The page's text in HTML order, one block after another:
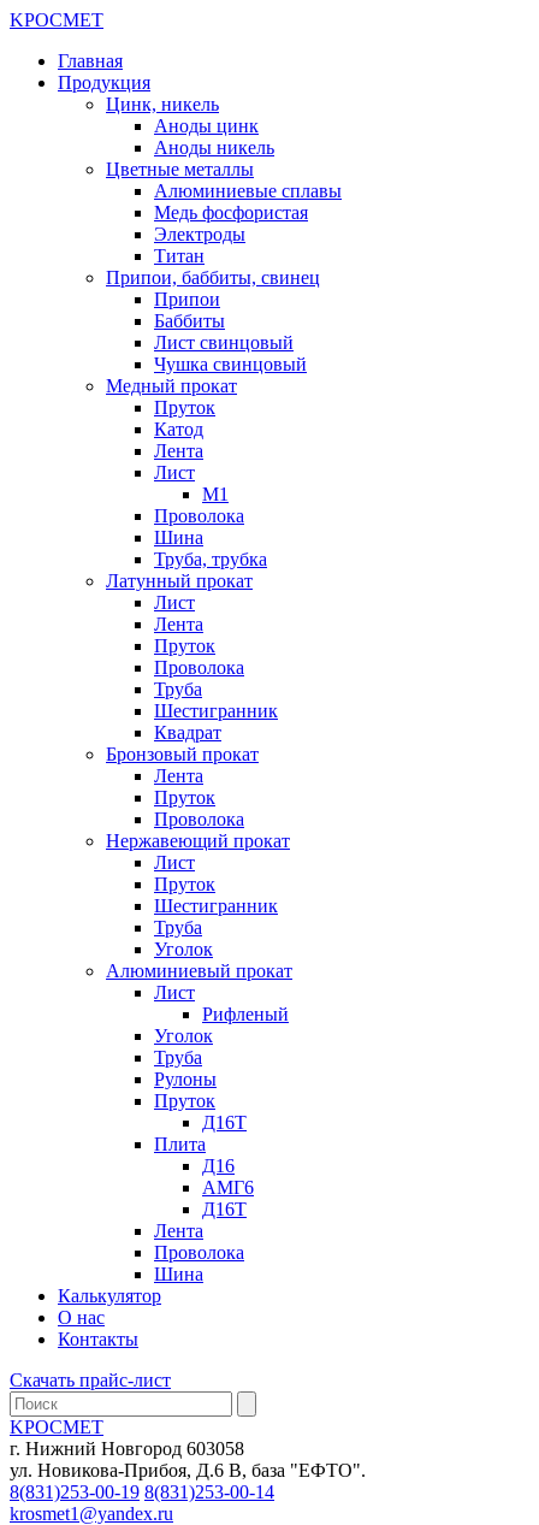
KРОСМЕТ
Главная
Продукция
Цинк, никель
Аноды цинк
Аноды никель
Цветные металлы
Алюминиевые сплавы
Медь фосфористая
Электроды
Титан
Припои, баббиты, свинец
Припои
Баббиты
Лист свинцовый
Чушка свинцовый
Медный прокат
Пруток
Катод
Лента
Лист
М1
Проволока
Шина
Труба, трубка
Латунный прокат
Лист
Лента
Пруток
Проволока
Труба
Шестигранник
Квадрат
Бронзовый прокат
Лента
Пруток
Проволока
Нержавеющий прокат
Лист
Пруток
Шестигранник
Труба
Уголок
Алюминиевый прокат
Лист
Рифленый
Уголок
Труба
Рулоны
Пруток
Д16Т
Плита
Д16
АМГ6
Д16Т
Лента
Проволока
Шина
Калькулятор
О нас
Контакты
Скачать прайс-лист
KРОСМЕТ
г. Нижний Новгород 603058
ул. Новикова-Прибоя, Д.6 В, база "ЕФТО".
8(831)253-00-19 8(831)253-00-14
krosmet1@yandex.ru